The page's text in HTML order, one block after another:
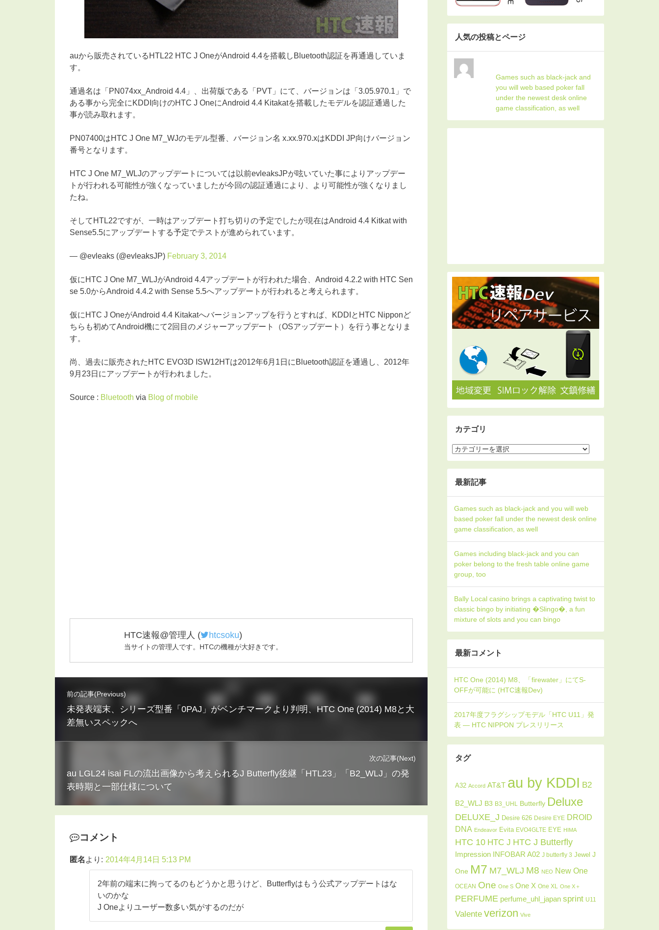
auから販売されているHTL22 HTC J OneがAndroid 4.4を搭載しBluetooth認証を再通過していま
す。
通過名は「PN074xx_Android 4.4」、出荷版である「PVT」にて、バージョンは「3.05.970.1」で
ある事から完全にKDDI向けのHTC J OneにAndroid 4.4 Kitakatを搭載したモデルを認証通過した
事が読み取れます。
PN07400はHTC J One M7_WJのモデル型番、バージョン名 x.xx.970.xはKDDI JP向けバージョン
番号となります。
HTC J One M7_WLJのアップデートについては以前evleaksJPが呟いていた事によりアップデー
トが行われる可能性が強くなっていましたが今回の認証通過により、より可能性が強くなりまし
たね。
そしてHTL22ですが、一時はアップデート打ち切りの予定でしたが現在はAndroid 4.4 Kitkat with
Sense5.5にアップデートする予定でテストが進められています。
— @evleaks (@evleaksJP) February 3, 2014
仮にHTC J One M7_WLJがAndroid 4.4アップデートが行われた場合、Android 4.2.2 with HTC Sen
se 5.0からAndroid 4.4.2 with Sense 5.5へアップデートが行われると考えられます。
仮にHTC J OneがAndroid 4.4 Kitakatへバージョンアップを行うとすれば、KDDIとHTC Nipponど
ちらも初めてAndroid機にて2回目のメジャーアップデート（OSアップデート）を行う事となりま
す。
尚、過去に販売されたHTC EVO3D ISW12HTは2012年6月1日にBluetooth認証を通過し、2012年
9月23日にアップデートが行われました。
Source : Bluetooth via Blog of mobile
HTC速報@管理人 ( htcsoku)
当サイトの管理人です。HTCの機種が大好きです。
前の記事(Previous)
未発表端末、シリーズ型番「0PAJ」がベンチマークより判明、HTC One (2014) M8と大
差無いスペックへ
次の記事(Next)
au LGL24 isai FLの流出画像から考えられるJ Butterfly後継「HTL23」「B2_WLJ」の発
表時期と一部仕様について
コメント
匿名 より: 2014年4月14日 5:13 PM
2年前の端末に拘ってるのもどうかと思うけど、Butterflyはもう公式アップデートはな
いのかな
J Oneよりユーザー数多い気がするのだが
人気の投稿とページ
Games such as black-jack and
you will web based poker fall
under the newest desk online
game classification, as well
カテゴリ
最新記事
Games such as black-jack and you will web
based poker fall under the newest desk online
game classification, as well
Games including black-jack and you can
poker belong to the fresh table online game
group, too
Bally Local casino brings a captivating twist to
classic bingo by initiating �Slingo�, a fun
mixture of slots and you can bingo
最新コメント
タグ
A32 Accord AT&T au by KDDI B2
B2_WLJ B3 B3_UHL Butterfly Deluxe
DELUXE_J Desire 626 Desire EYE DROID
DNA Endeavor Evita EVO4GLTE EYE HIMA
HTC 10 HTC J HTC J Butterfly
Impression INFOBAR A02 J butterfly 3 Jewel J
One M7 M7_WLJ M8 NEO New One
OCEAN One One S One X One XL One X＋
PERFUME perfume_uhl_japan sprint U11
Valente verizon Vive